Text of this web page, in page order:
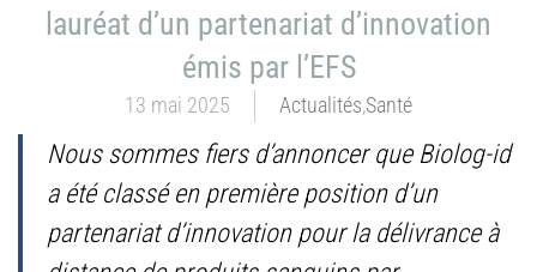
lauréat d’un partenariat d’innovation
émis par l’EFS
13 mai 2025 Actualités,Santé
Nous sommes fiers d’annoncer que Biolog-id
a été classé en première position d’un
partenariat d’innovation pour la délivrance à